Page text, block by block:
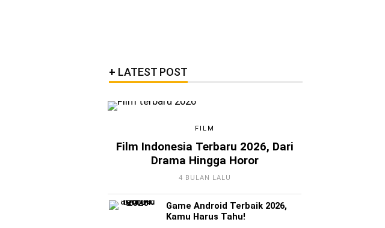
LATEST POST
FILM
Film Indonesia Terbaru 2026, Dari
Drama Hingga Horor
4 BULAN LALU
Game Android Terbaik 2026,
Kamu Harus Tahu!